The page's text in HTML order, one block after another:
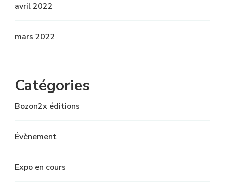
avril 2022
mars 2022
Catégories
Bozon2x éditions
Évènement
Expo en cours